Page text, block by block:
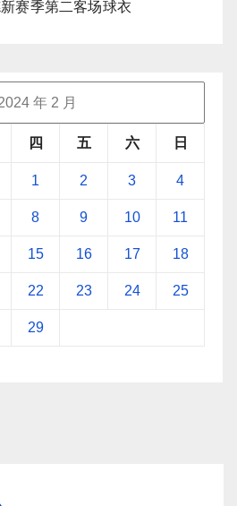
赛季第二客场球衣
年 2 月
四 五 六 日
1 2 3 4
8 9 10 11
15 16 17 18
22 23 24 25
29